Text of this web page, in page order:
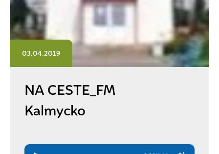
NA CESTE_FM
Kalmycko
03.04.2019